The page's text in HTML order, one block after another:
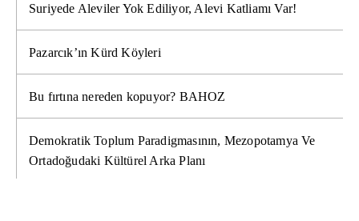
Suriyede Aleviler Yok Ediliyor, Alevi Katliamı Var!
Pazarcık’ın Kürd Köyleri
Bu fırtına nereden kopuyor? BAHOZ
Demokratik Toplum Paradigmasının, Mezopotamya Ve
Ortadoğudaki Kültürel Arka Planı